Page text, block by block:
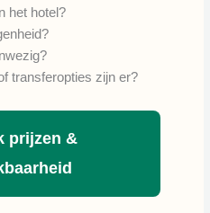
het hotel?
transferopties zijn er?
prijzen &